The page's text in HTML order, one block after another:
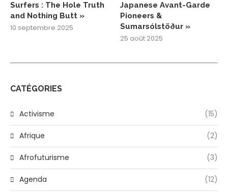
Surfers : The Hole Truth
and Nothing Butt »
10 septembre 2025
Japanese Avant-Garde
Pioneers &
Sumarsólstöður »
25 août 2025
CATÉGORIES
Activisme (15)
Afrique (2)
Afrofuturisme (3)
Agenda (12)